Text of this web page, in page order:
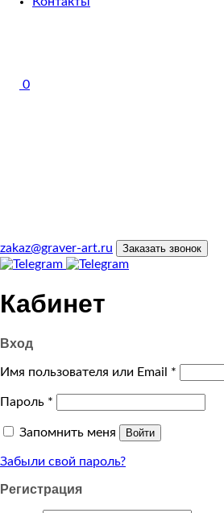
0
zakaz@graver-art.ru Заказать звонок
Кабинет
Вход
Имя пользователя или Email *
Пароль *
Запомнить меня Войти
Забыли свой пароль?
Регистрация